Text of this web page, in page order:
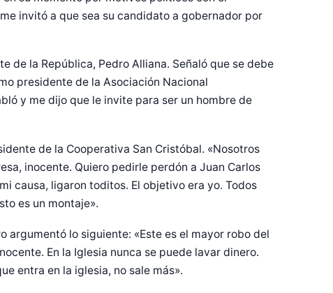
invitó a que sea su candidato a gobernador por
de la República, Pedro Alliana. Señaló que se debe
presidente de la Asociación Nacional
y me dijo que le invite para ser un hombre de
de la Cooperativa San Cristóbal. «Nosotros
inocente. Quiero pedirle perdón a Juan Carlos
causa, ligaron toditos. El objetivo era yo. Todos
es un montaje».
argumentó lo siguiente: «Este es el mayor robo del
En la Iglesia nunca se puede lavar dinero.
entra en la iglesia, no sale más».
Company